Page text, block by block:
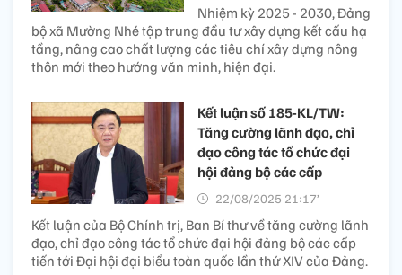
Nhiệm kỳ 2025 - 2030, Đảng
bộ xã Mường Nhé tập trung đầu tư xây dựng kết cấu hạ
tầng, nâng cao chất lượng các tiêu chí xây dựng nông
thôn mới theo hướng văn minh, hiện đại.
Kết luận số 185-KL/TW:
Tăng cường lãnh đạo, chỉ
đạo công tác tổ chức đại
hội đảng bộ các cấp
22/08/2025 21:17’
Kết luận của Bộ Chính trị, Ban Bí thư về tăng cường lãnh
đạo, chỉ đạo công tác tổ chức đại hội đảng bộ các cấp
tiến tới Đại hội đại biểu toàn quốc lần thứ XIV của Đảng.